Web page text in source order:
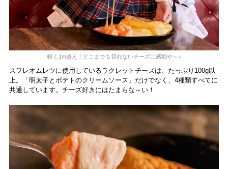
軽く1m超え！どこまでも切れないチーズに感動や～♪
スフレオムレツに使用しているラクレットチーズは、たっぷり100g以
上。「明太子とポテトのクリームソース」だけでなく、4種類すべてに
共通しています。チーズ好きにはたまらな～い！